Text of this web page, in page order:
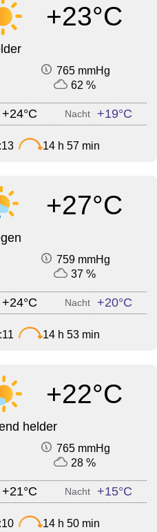
+23°C
765 mmHg
62 %
+24°C Nacht +19°C
14 h 57 min
+27°C
759 mmHg
37 %
+24°C Nacht +20°C
14 h 53 min
+22°C
helder
765 mmHg
28 %
+21°C Nacht +15°C
14 h 50 min